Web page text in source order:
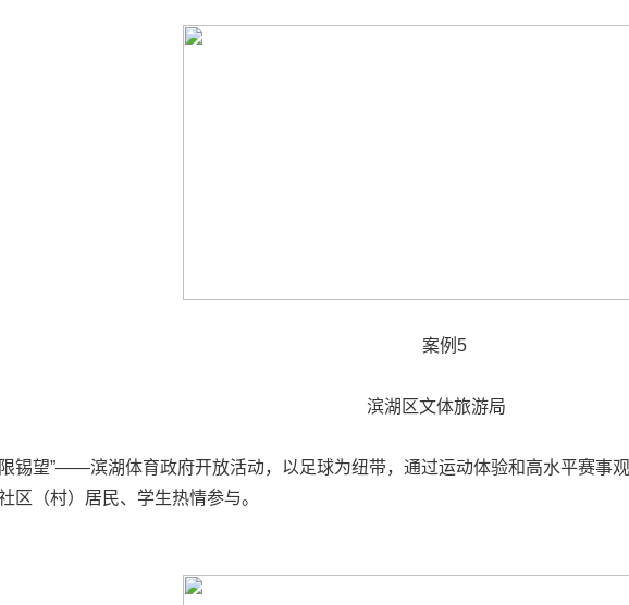
案例5
滨湖区文体旅游局
望”——滨湖体育政府开放活动，以足球为纽带，通过运动体验和高水平赛事观
区（村）居民、学生热情参与。